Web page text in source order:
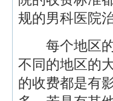
规的男科医院
每个地区的
不同的地区的
的收费都是有